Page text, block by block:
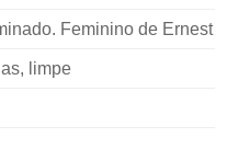
Feminino de Ernest
limpe